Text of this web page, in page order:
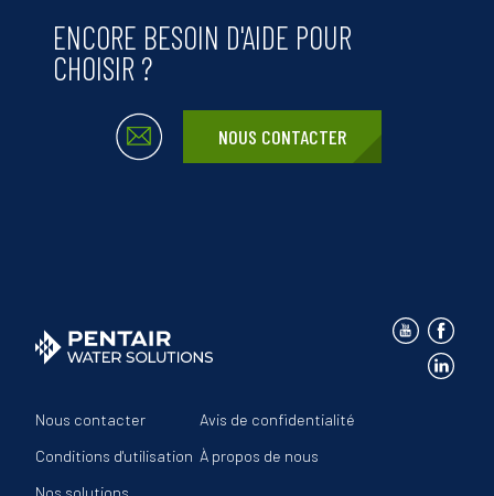
ENCORE BESOIN D'AIDE POUR
CHOISIR ?
NOUS CONTACTER
Nous contacter
Avis de confidentialité
Conditions d'utilisation À propos de nous
Nos solutions